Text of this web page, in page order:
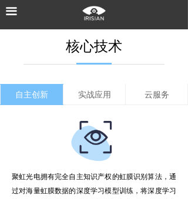
끀
首页
产品中心
解决方案
联系我们
自主创新 实战应用 云服务
聚虹光电拥有完全自主知识产权的虹膜识别算法，通
过对海量虹膜数据的深度学习模型训练，将深度学习
核心技术